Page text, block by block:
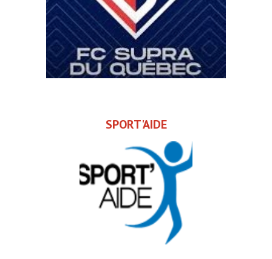
SPORT'AIDE